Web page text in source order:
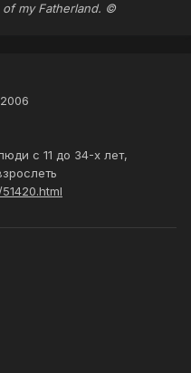
my Fatherland. ©
с 11 до 34-х лет,